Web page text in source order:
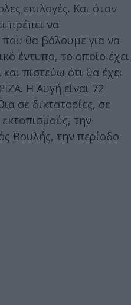
επιλογές. Και όταν
πρέπει να
θα βάλουμε για να
έντυπο, το οποίο έχει
πιστεύω ότι θα έχει
Η Αυγή είναι 72
σε δικτατορίες, σε
εκτοπισμούς, την
Βουλής, την περίοδο